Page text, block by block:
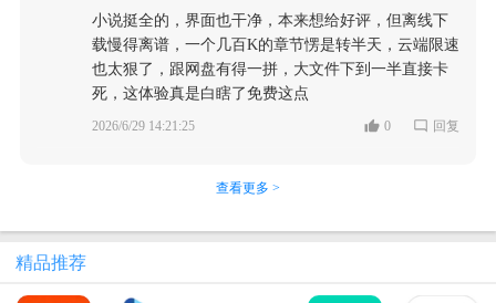
小说挺全的，界面也干净，本来想给好评，但离线下
载慢得离谱，一个几百K的章节愣是转半天，云端限速
也太狠了，跟网盘有得一拼，大文件下到一半直接卡
死，这体验真是白瞎了免费这点
2026/6/29 14:21:25 0 回复
查看更多 >
精品推荐